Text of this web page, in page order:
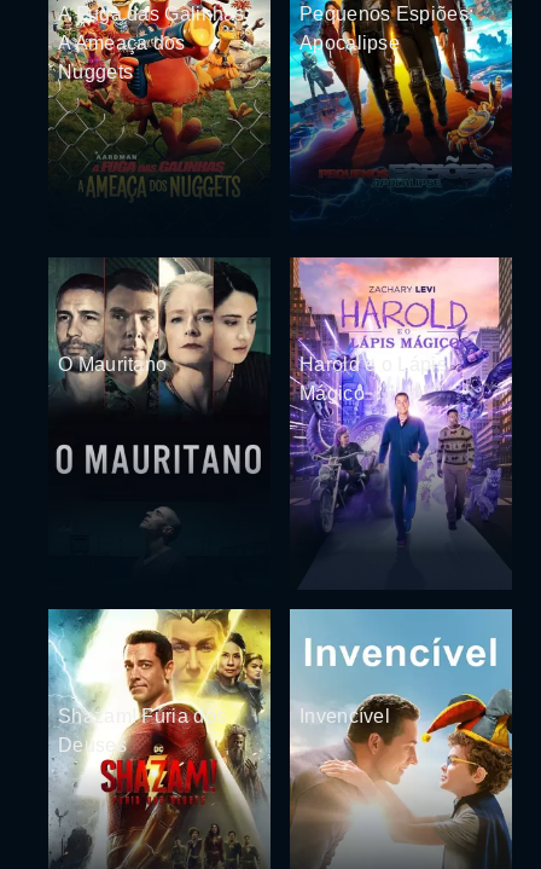
A Fuga das Galinhas:
A Ameaça dos
Nuggets
Pequenos Espiões:
Apocalipse
O Mauritano
Harold e o Lápis
Mágico
Shazam! Fúria dos
Deuses
Invencível